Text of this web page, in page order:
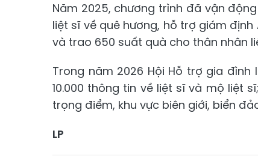
Năm 2025, chương trình đã vận
liệt sĩ về quê hương, hỗ trợ giám định
và trao 650 suất quà cho thân nhân
Trong năm 2026 Hội Hỗ trợ gia
10.000 thông tin về liệt sĩ và mộ liệt
trọng điểm, khu vực biên giới, biển
LP